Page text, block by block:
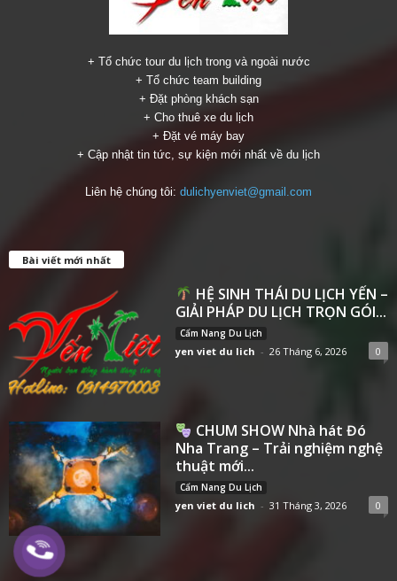
+ Tổ chức tour du lịch trong và ngoài nước
+ Tổ chức team building
+ Đặt phòng khách sạn
+ Cho thuê xe du lịch
+ Đặt vé máy bay
+ Cập nhật tin tức, sự kiện mới nhất về du lịch
Liên hệ chúng tôi: dulichyenviet@gmail.com
Bài viết mới nhất
HỆ SINH THÁI DU LỊCH YẾN –
GIẢI PHÁP DU LỊCH TRỌN GÓI...
Cẩm Nang Du Lịch
yen viet du lich - 26 Tháng 6, 2026 0
CHUM SHOW Nhà hát Đó
Nha Trang – Trải nghiệm nghệ
thuật mới...
Cẩm Nang Du Lịch
yen viet du lich - 31 Tháng 3, 2026 0